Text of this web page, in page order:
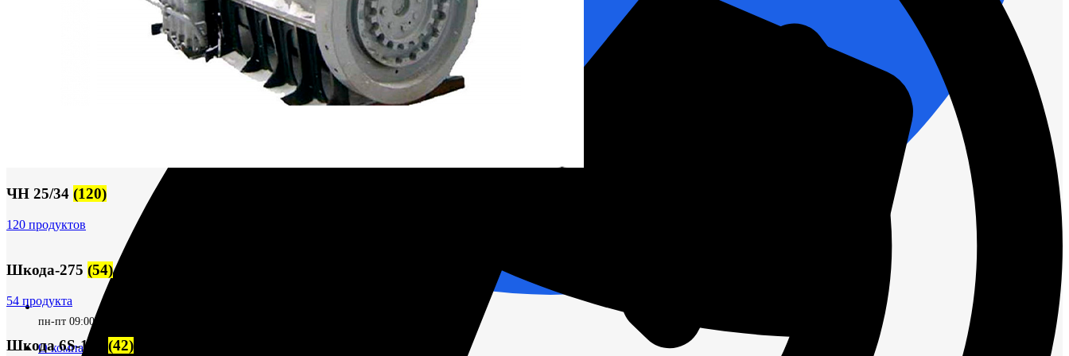
пн-пт 09:00–17:00 (UTC+6)
О компании
ЧН 25/34 (120)
120 продуктов
Шкода-275 (54)
54 продукта
Шкода 6S-160 (42)